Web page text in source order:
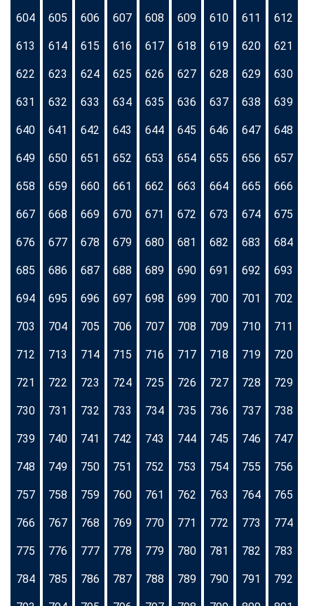
604 605 606 607 608 609 610 611 612
613 614 615 616 617 618 619 620 621
622 623 624 625 626 627 628 629 630
631 632 633 634 635 636 637 638 639
640 641 642 643 644 645 646 647 648
649 650 651 652 653 654 655 656 657
658 659 660 661 662 663 664 665 666
667 668 669 670 671 672 673 674 675
676 677 678 679 680 681 682 683 684
685 686 687 688 689 690 691 692 693
694 695 696 697 698 699 700 701 702
703 704 705 706 707 708 709 710 711
712 713 714 715 716 717 718 719 720
721 722 723 724 725 726 727 728 729
730 731 732 733 734 735 736 737 738
739 740 741 742 743 744 745 746 747
748 749 750 751 752 753 754 755 756
757 758 759 760 761 762 763 764 765
766 767 768 769 770 771 772 773 774
775 776 777 778 779 780 781 782 783
784 785 786 787 788 789 790 791 792